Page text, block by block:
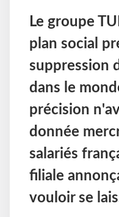
Le groupe
plan social
suppression
dans le
précision
donnée
salariés
filiale
vouloir se